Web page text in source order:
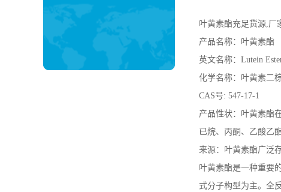
叶黄素酯充足货源,厂
产品名称：叶黄素酯
英文名称：Lutein
化学名称：叶黄素二
CAS号: 547-17-1
产品性状：叶黄素酯
已烷、丙酮、乙酸乙
来源：叶黄素酯广泛
叶黄素酯是一种重要
式分子构型为主。全